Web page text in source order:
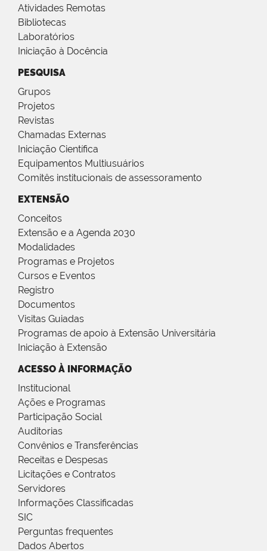
Atividades Remotas
Bibliotecas
Laboratórios
Iniciação à Docência
PESQUISA
Grupos
Projetos
Revistas
Chamadas Externas
Iniciação Científica
Equipamentos Multiusuários
Comitês institucionais de assessoramento
EXTENSÃO
Conceitos
Extensão e a Agenda 2030
Modalidades
Programas e Projetos
Cursos e Eventos
Registro
Documentos
Visitas Guiadas
Programas de apoio à Extensão Universitária
Iniciação à Extensão
ACESSO À INFORMAÇÃO
Institucional
Ações e Programas
Participação Social
Auditorias
Convênios e Transferências
Receitas e Despesas
Licitações e Contratos
Servidores
Informações Classificadas
SIC
Perguntas frequentes
Dados Abertos